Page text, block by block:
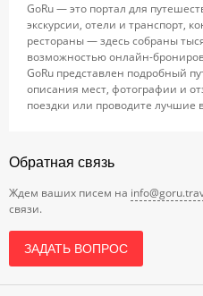
GoRu — это портал для
экскурсии, отели и транспорт,
рестораны — здесь собраны
возможностью онлайн-
GoRu представлен подробный
описания мест, фотографии и
поездки или проводите лучшие
Обратная связь
Ждем ваших писем на
связи.
ЗАДАТЬ ВОПРОС